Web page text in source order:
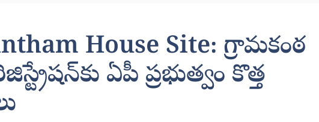
House Site: గ్రామకంఠ
ఏపీ ప్రభుత్వం కొత్త